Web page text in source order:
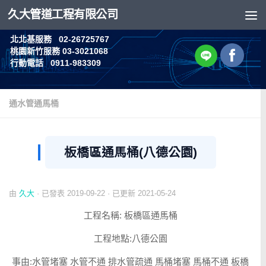
Skip to content
久大管道工程有限公司
北北基服務 02-26725767
桃園新竹服務 03-3021068
行動電話 0911-983309
通水管通馬桶
板橋區通馬桶(八德公園)
由 久大 · 已發表 2019-09-22 · 已更新 2021-05-24
工程名稱: 板橋區通馬桶
工程地點:八德公園
事由:水管堵塞 水管不通 排水管疏通 馬桶堵塞 馬桶不通 板橋